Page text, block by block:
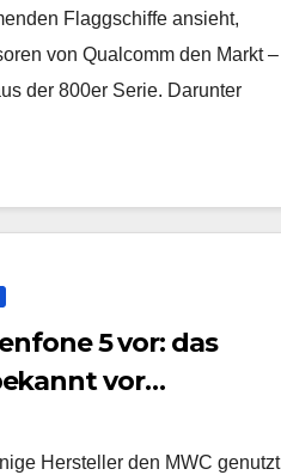
Flaggschiffe ansieht,
von Qualcomm den Markt –
der 800er Serie. Darunter
5 vor: das
vor…
Hersteller den MWC genutzt